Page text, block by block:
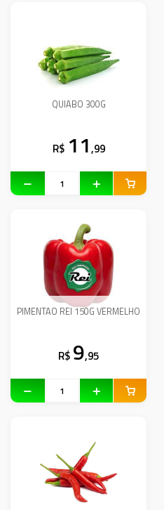
QUIABO 300G
R$ 11,99
PIMENTAO REI 150G VERMELHO
R$ 9,95